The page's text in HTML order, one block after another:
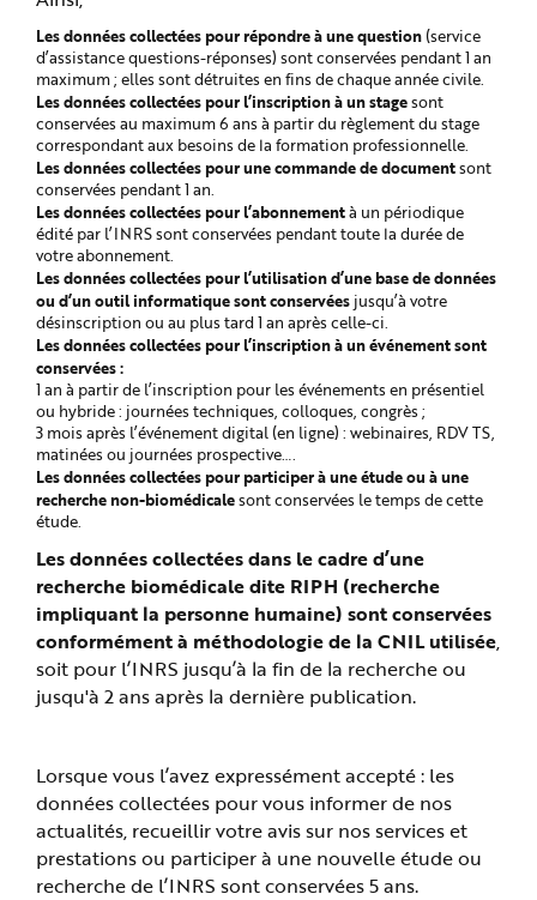
Les données collectées pour répondre à une question (service
d’assistance questions-réponses) sont conservées pendant 1 an
maximum ; elles sont détruites en fins de chaque année civile.
Les données collectées pour l’inscription à un stagesont
conservées au maximum 6 ans à partir du règlement du stage
correspondant aux besoins de la formation professionnelle.
Les données collectées pour une commande de documentsont
conservées pendant 1 an.
Les données collectées pour l’abonnementà un périodique
édité par l’INRS sont conservées pendant toute la durée de
votre abonnement.
Les données collectées pour l’utilisation d’une base de données
ou d’un outil informatique sont conservées jusqu’à votre
désinscription ou au plus tard 1 an après celle-ci.
Les données collectées pour l’inscription à un événement sont
conservées :
1 an à partir de l’inscription pour les événements en présentiel
ou hybride : journées techniques, colloques, congrès ;
3 mois après l’événement digital (en ligne) : webinaires, RDV TS,
matinées ou journées prospective….
Les données collectées pour participer à une étude ou à une
recherche non-biomédicalesont conservées le temps de cette
étude.
Les données collectées dans le cadre d’une
recherche biomédicale dite RIPH (recherche
impliquant la personne humaine) sont conservées
conformément à méthodologie de la CNIL utilisée,
soit pour l’INRS jusqu’à la fin de la recherche ou
jusqu'à 2 ans après la dernière publication.
Lorsque vous l’avez expressément accepté : les
données collectées pour vous informer de nos
actualités, recueillir votre avis sur nos services et
prestations ou participer à une nouvelle étude ou
recherche de l’INRS sont conservées 5 ans.